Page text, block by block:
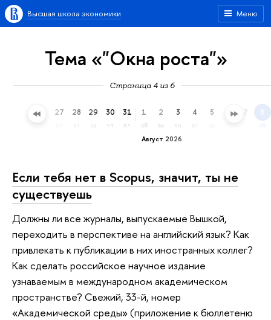
Меню
Высшая школа экономики
Тема «"Окна роста"»
Страница 4 из 6
26 27 28 29
ср
30
чт
31
пт
Август 2026
1
сб
2
вс
3
пн
4 5 6 7 8
сб
Если тебя нет в Scopus, значит, ты не
существуешь
Должны ли все журналы, выпускаемые Вышкой,
переходить в перспективе на английский язык? Как
привлекать к публикации в них иностранных коллег?
Как сделать российское научное издание
узнаваемым в международном академическом
пространстве? Свежий, 33-й, номер
«Академической среды» (приложение к бюллетеню